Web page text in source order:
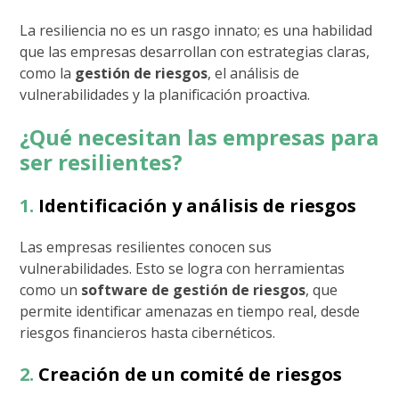
La resiliencia no es un rasgo innato; es una habilidad
que las empresas desarrollan con estrategias claras,
como la gestión de riesgos, el análisis de
vulnerabilidades y la planificación proactiva.
¿Qué necesitan las empresas para
ser resilientes?
1. Identificación y análisis de riesgos
Las empresas resilientes conocen sus
vulnerabilidades. Esto se logra con herramientas
como un software de gestión de riesgos, que
permite identificar amenazas en tiempo real, desde
riesgos financieros hasta cibernéticos.
2. Creación de un comité de riesgos